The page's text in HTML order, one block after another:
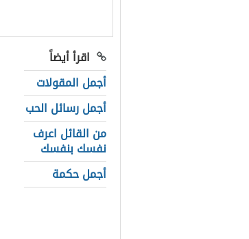
اقرأ أيضاً
أجمل المقولات
أجمل رسائل الحب
من القائل اعرف
نفسك بنفسك
أجمل حكمة